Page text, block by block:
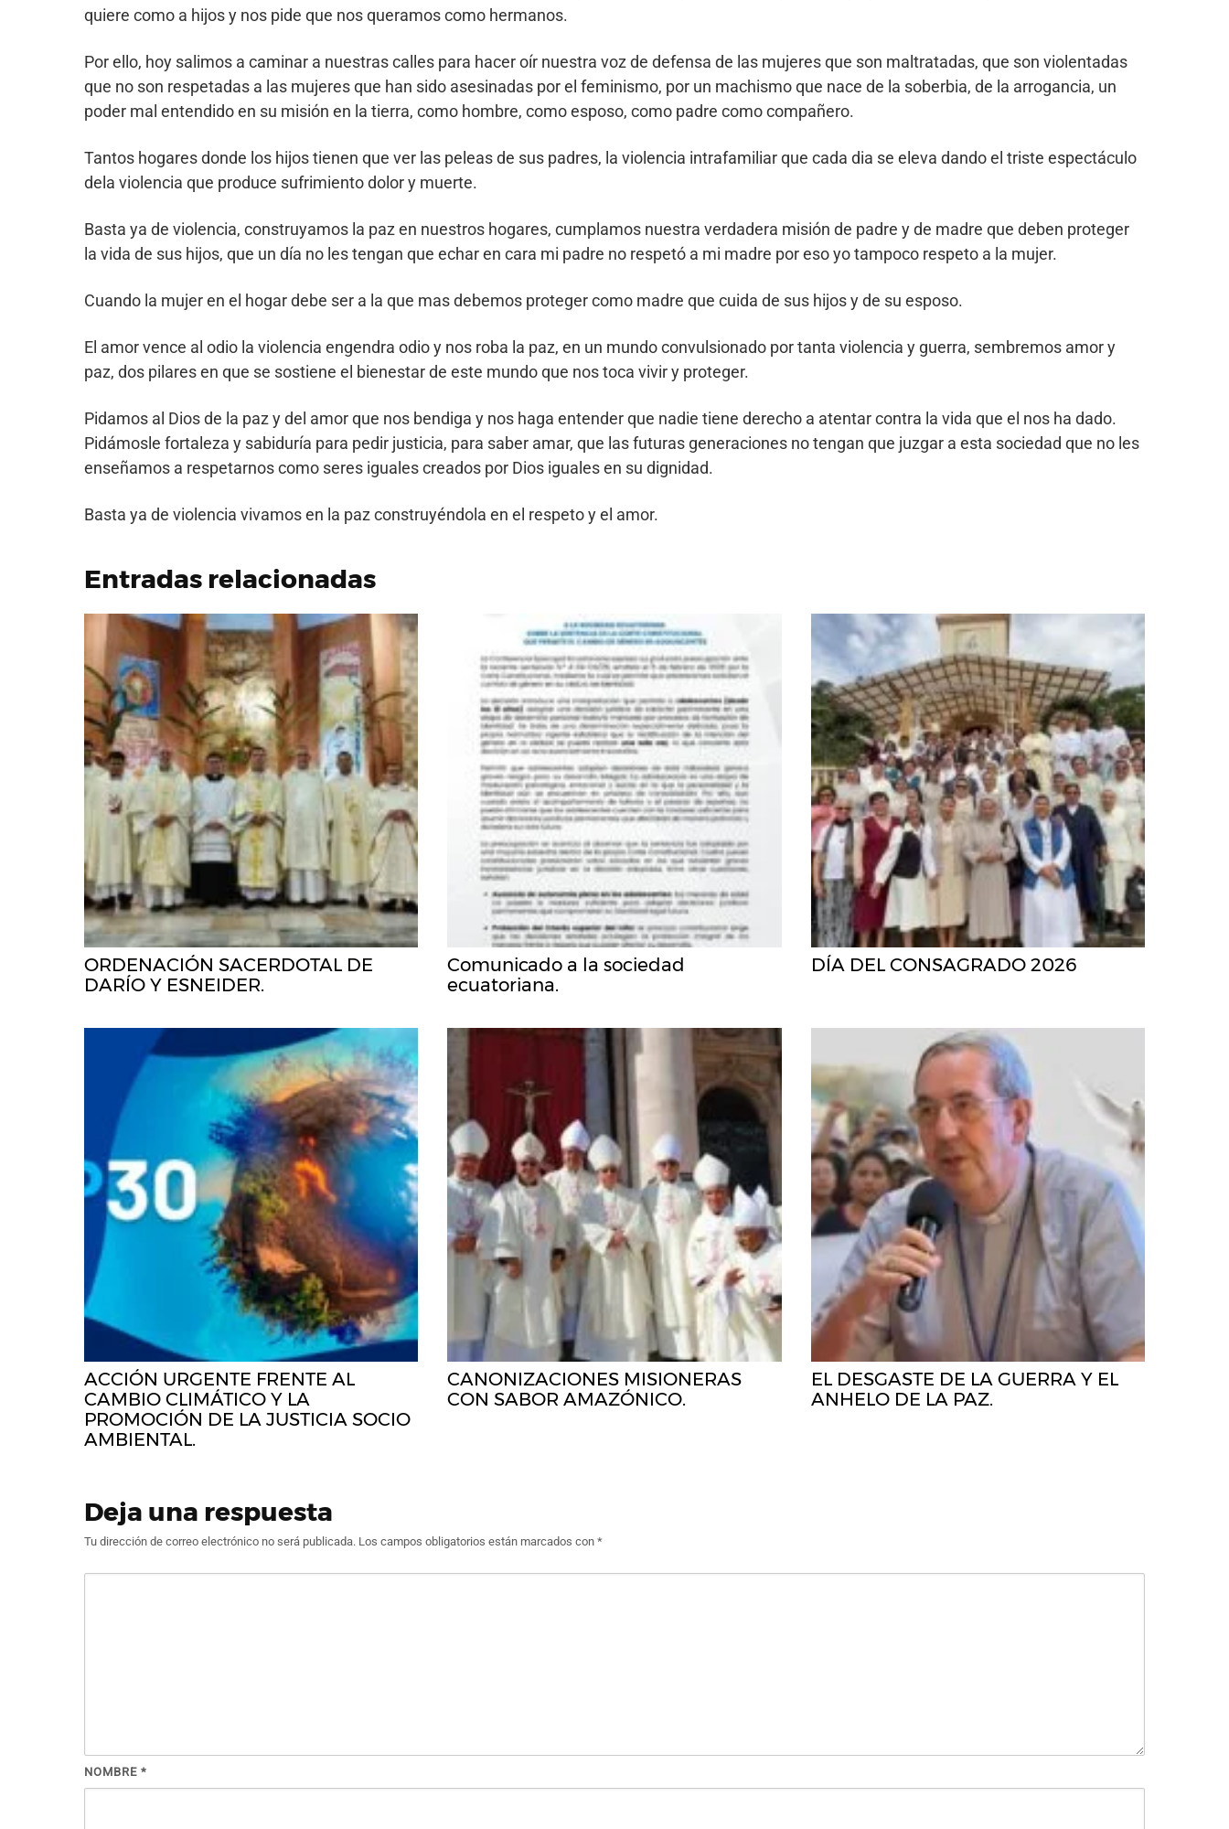
quiere como a hijos y nos pide que nos queramos como hermanos.
Por ello, hoy salimos a caminar a nuestras calles para hacer oír nuestra voz de defensa de las mujeres que son maltratadas, que son violentadas
que no son respetadas a las mujeres que han sido asesinadas por el feminismo, por un machismo que nace de la soberbia, de la arrogancia, un
poder mal entendido en su misión en la tierra, como hombre, como esposo, como padre como compañero.
Tantos hogares donde los hijos tienen que ver las peleas de sus padres, la violencia intrafamiliar que cada dia se eleva dando el triste espectáculo
dela violencia que produce sufrimiento dolor y muerte.
Basta ya de violencia, construyamos la paz en nuestros hogares, cumplamos nuestra verdadera misión de padre y de madre que deben proteger
la vida de sus hijos, que un día no les tengan que echar en cara mi padre no respetó a mi madre por eso yo tampoco respeto a la mujer.
Cuando la mujer en el hogar debe ser a la que mas debemos proteger como madre que cuida de sus hijos y de su esposo.
El amor vence al odio la violencia engendra odio y nos roba la paz, en un mundo convulsionado por tanta violencia y guerra, sembremos amor y
paz, dos pilares en que se sostiene el bienestar de este mundo que nos toca vivir y proteger.
Pidamos al Dios de la paz y del amor que nos bendiga y nos haga entender que nadie tiene derecho a atentar contra la vida que el nos ha dado.
Pidámosle fortaleza y sabiduría para pedir justicia, para saber amar, que las futuras generaciones no tengan que juzgar a esta sociedad que no les
enseñamos a respetarnos como seres iguales creados por Dios iguales en su dignidad.
Basta ya de violencia vivamos en la paz construyéndola en el respeto y el amor.
Entradas relacionadas
ORDENACIÓN SACERDOTAL DE
DARÍO Y ESNEIDER.
Comunicado a la sociedad
ecuatoriana.
DÍA DEL CONSAGRADO 2026
ACCIÓN URGENTE FRENTE AL
CAMBIO CLIMÁTICO Y LA
PROMOCIÓN DE LA JUSTICIA SOCIO
AMBIENTAL.
CANONIZACIONES MISIONERAS
CON SABOR AMAZÓNICO.
EL DESGASTE DE LA GUERRA Y EL
ANHELO DE LA PAZ.
Deja una respuesta
Tu dirección de correo electrónico no será publicada. Los campos obligatorios están marcados con *
NOMBRE *